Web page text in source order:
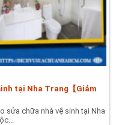
tại Nha Trang【Giảm
sửa chữa nhà vệ sinh tại Nha